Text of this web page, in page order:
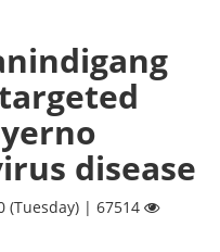
disease
(Tuesday) | 67514